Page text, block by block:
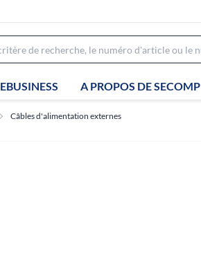
EBUSINESS A PROPOS DE SECOMP
Câbles d'alimentation externes